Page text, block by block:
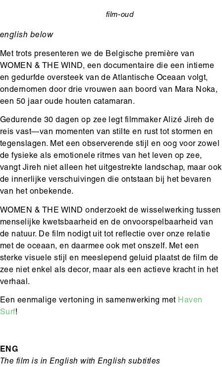
film-oud
english below
Met trots presenteren we de Belgische première van
WOMEN & THE WIND, een documentaire die een intieme
en gedurfde oversteek van de Atlantische Oceaan volgt,
ondernomen door drie vrouwen aan boord van Mara Noka,
een 50 jaar oude houten catamaran.
Gedurende 30 dagen op zee legt filmmaker Alizé Jireh de
reis vast—van momenten van stilte en rust tot stormen en
tegenslagen. Met een observerende stijl en oog voor zowel
de fysieke als emotionele ritmes van het leven op zee,
vangt Jireh niet alleen het uitgestrekte landschap, maar ook
de innerlijke verschuivingen die ontstaan bij het bevaren
van het onbekende.
WOMEN & THE WIND onderzoekt de wisselwerking tussen
menselijke kwetsbaarheid en de onvoorspelbaarheid van
de natuur. De film nodigt uit tot reflectie over onze relatie
met de oceaan, en daarmee ook met onszelf. Met een
sterke visuele stijl en meeslepend geluid plaatst de film de
zee niet enkel als decor, maar als een actieve kracht in het
verhaal.
Een eenmalige vertoning in samenwerking met Haven
Surf!
ENG
The film is in English with English subtitles